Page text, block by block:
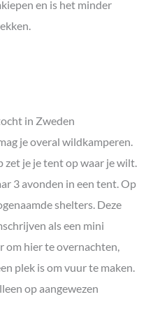
en is het minder
in Zweden
je overal wildkamperen.
zet je je tent op waar je wilt.
3 avonden in een tent. Op
shelters. Deze
als een mini
om hier te overnachten,
plek is om vuur te maken.
op aangewezen